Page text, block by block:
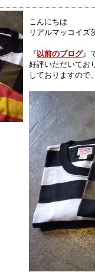
こんにちは
リアルマッコイズ
『以前のブログ』
好評いただいてお
しておりますので